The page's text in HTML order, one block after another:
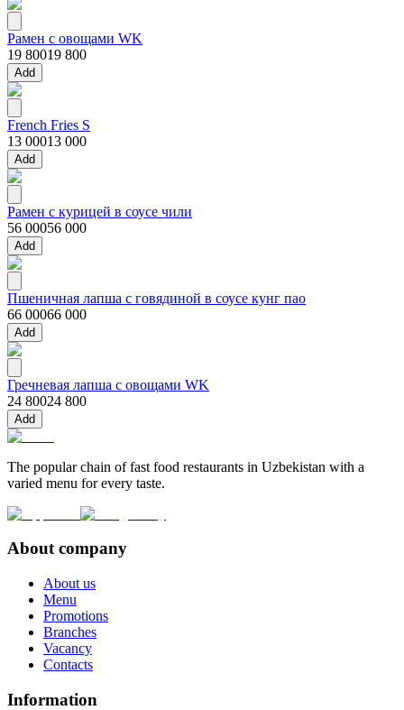
Рамен с овощами WK
19 80019 800
Add
French Fries S
13 00013 000
Add
Рамен с курицей в соусе чили
56 00056 000
Add
Пшеничная лапша с говядиной в соусе кунг пао
66 00066 000
Add
Гречневая лапша с овощами WK
24 80024 800
Add
The popular chain of fast food restaurants in Uzbekistan with a
varied menu for every taste.
About company
About us
Menu
Promotions
Branches
Vacancy
Contacts
Information